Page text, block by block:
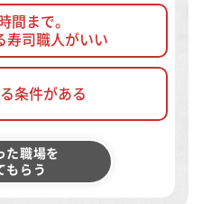
間まで。
寿司職人がいい
条件がある
た職場を
もらう